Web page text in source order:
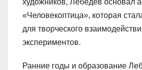
«Человекоптица», которая
для творческого
экспериментов.
Ранние годы и образование